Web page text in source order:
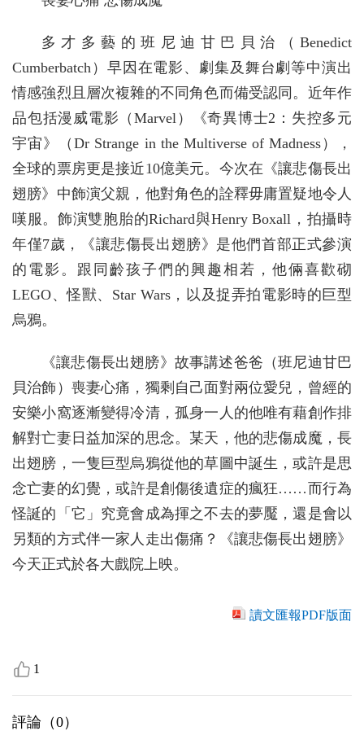
多才多藝的班尼迪甘巴貝治（Benedict
Cumberbatch）早因在電影、劇集及舞台劇等中演出
情感強烈且層次複雜的不同角色而備受認同。近年作
品包括漫威電影（Marvel）《奇異博士2：失控多元
宇宙》（Dr Strange in the Multiverse of Madness），
全球的票房更是接近10億美元。今次在《讓悲傷長出
翅膀》中飾演父親，他對角色的詮釋毋庸置疑地令人
嘆服。飾演雙胞胎的Richard與Henry Boxall，拍攝時
年僅7歲，《讓悲傷長出翅膀》是他們首部正式參演
的電影。跟同齡孩子們的興趣相若，他倆喜歡砌
LEGO、怪獸、Star Wars，以及捉弄拍電影時的巨型
烏鴉。
《讓悲傷長出翅膀》故事講述爸爸（班尼迪甘巴
貝治飾）喪妻心痛，獨剩自己面對兩位愛兒，曾經的
安樂小窩逐漸變得冷清，孤身一人的他唯有藉創作排
解對亡妻日益加深的思念。某天，他的悲傷成魔，長
出翅膀，一隻巨型烏鴉從他的草圖中誕生，或許是思
念亡妻的幻覺，或許是創傷後遺症的瘋狂……而行為
怪誕的「它」究竟會成為揮之不去的夢魘，還是會以
另類的方式伴一家人走出傷痛？《讓悲傷長出翅膀》
今天正式於各大戲院上映。
讀文匯報PDF版面
1
評論（0）